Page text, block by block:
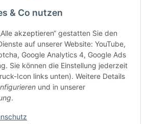
& Co nutzen
akzeptieren“ gestatten Sie den
auf unserer Website: YouTube,
Google Analytics 4, Google Ads
Sie können die Einstellung jederzeit
Icon links unten). Weitere Details
und in unserer
.